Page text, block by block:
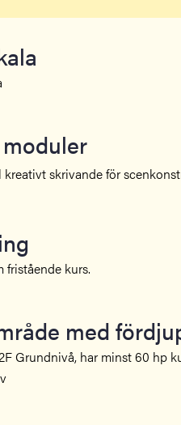
skrivande för
fristående kurs.
med
Grundnivå, har minst 60 hp